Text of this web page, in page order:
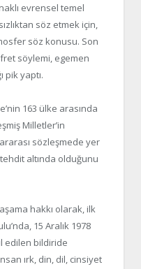
evrensel temel
söz etmek için,
söz konusu. Son
söylemi, egemen
pik yaptı.
163 ülke arasında
Milletler’in
sözleşmede yer
altında olduğunu
hakkı olarak, ilk
15 Aralık 1978
edilen bildiride
ırk, din, dil, cinsiyet